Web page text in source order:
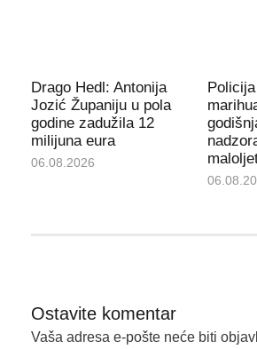
Drago Hedl: Antonija
Jozić Županiju u pola
godine zadužila 12
milijuna eura
06.08.2026
Ostavite komentar
Vaša adresa e-pošte neće biti